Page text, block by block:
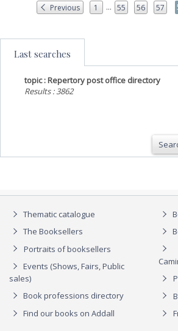
Previous 1 ... 55 56 57
Last searches
topic : Repertory post office directory
Results : 3862
Thematic catalogue
The Booksellers
Portraits of booksellers
Events (Shows, Fairs, Public
sales)
Book professions directory
Find our books on Addall